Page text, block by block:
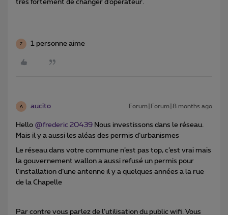
très fortement de changer d’opérateur.
Z 1 personne aime
A aucito Forum|Forum|8 months ago
Hello ​ @frederic 20439 Nous investissons dans le réseau.
Mais il y a aussi les aléas des permis d’urbanismes
Le réseau dans votre commune n’est pas top, c’est vrai mais
la gouvernement wallon a aussi refusé un permis pour
l’installation d’une antenne il y a quelques années a la rue
de la Chapelle
Par contre vous parlez de l’utilisation du public wifi. Vous